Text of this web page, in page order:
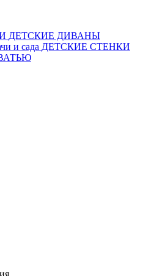
ДЕТСКИЕ ДИВАНЫ
и сада ДЕТСКИЕ СТЕНКИ